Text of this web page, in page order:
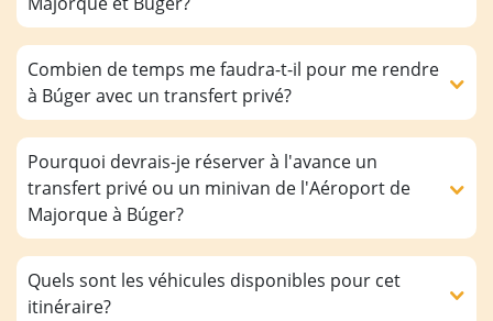
Combien de temps me faudra-t-il pour me rendre
à Búger avec un transfert privé?
Pourquoi devrais-je réserver à l'avance un
transfert privé ou un minivan de l'Aéroport de
Majorque à Búger?
Quels sont les véhicules disponibles pour cet
itinéraire?